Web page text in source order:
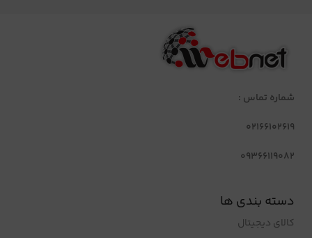
شماره تماس :
02166102619
09366119082
دسته بندی ها
کالای دیجیتال